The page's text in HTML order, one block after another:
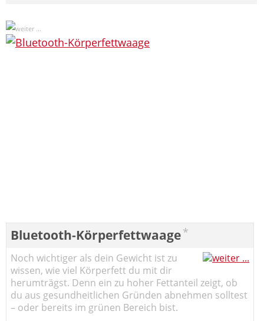
Bluetooth-Körperfettwaage*
Noch wichtiger als dein Gewicht ist zu
wissen, wie viel Körperfett du mit dir
herumträgst. Denn ein zu hoher Fettanteil zeigt, ob
du aus gesundheitlichen Gründen abnehmen solltest
– oder bereits im grünen Bereich bist.